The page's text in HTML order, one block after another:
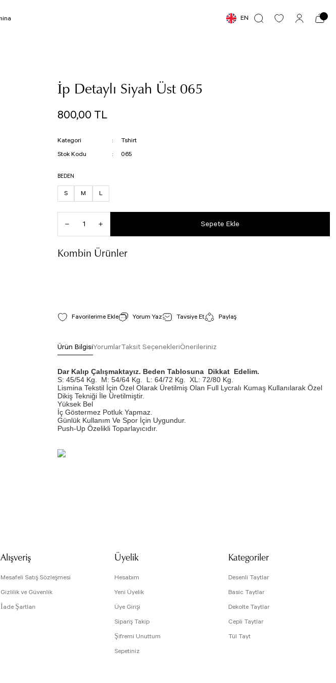
EN
İp Detaylı Siyah Üst 065
800,00 TL
Kategori
Tshirt
Stok Kodu
065
BEDEN
S M L
Sepete Ekle
Kombin Ürünler
Stok Kodu : 250
Yorum Yaz Tavsiye Et Paylaş
Ürün BilgisiYorumlarTaksit SeçenekleriÖnerileriniz
Dar Kalıp Çalışmaktayız. Beden Tablosuna Dikkat Edelim.
S: 45/54 Kg.
M: 54/64 Kg. L: 64/72 Kg.
XL: 72/80 Kg.
Lismina Tekstil İçin Özel Olarak Üretilmiş Olan Full Lycralı Kumaş Kullanılarak Özel
Dikiş Tekniği İle Üretilmiştir.
Yüksek Bel
İç Göstermez Potluk Yapmaz.
Günlük Kullanım Ve Spor İçin Uygundur.
Push-Up Özelikli Toparlayıcıdır.
Ürün bilgilerinde hatalar bulunuyor.
Ürün fiyatı diğer sitelerden daha pahalı.
Bu ürüne benzer farklı alternatifler olmalı.
Alışveriş
Mesafeli Satış Sözleşmesi
Gizlilik ve Güvenlik
İade Şartları
Üyelik
Hesabım
Yeni Üyelik
Üye Girişi
Sipariş Takip
Şifremi Unuttum
Sepetiniz
Kategoriler
Desenli Taytlar
Basic Taytlar
Dekolte Taytlar
Cepli Taytlar
Tül Tayt